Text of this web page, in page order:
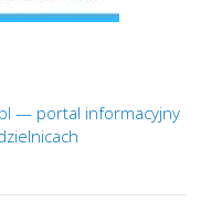
— portal informacyjny